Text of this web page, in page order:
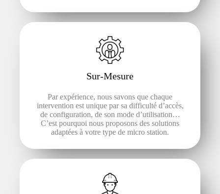
Sur-Mesure
Par expérience, nous savons que chaque
intervention est unique par sa difficulté d’accès,
de configuration, de son mode d’utilisation…
C’est pourquoi nous proposons des solutions
adaptées à votre type de micro station.